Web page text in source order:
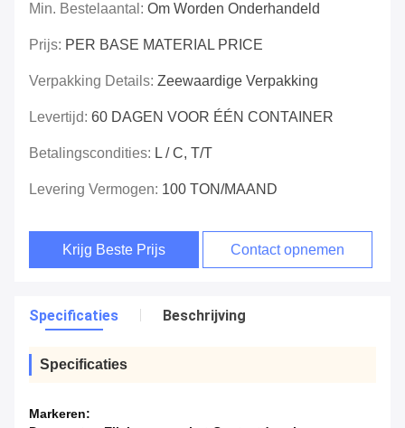
Min. Bestelaantal: Om Worden Onderhandeld
Prijs: PER BASE MATERIAL PRICE
Verpakking Details: Zeewaardige Verpakking
Levertijd: 60 DAGEN VOOR ÉÉN CONTAINER
Betalingscondities: L / C, T/T
Levering Vermogen: 100 TON/MAAND
Krijg Beste Prijs Contact opnemen
Specificaties Beschrijving
Specificaties
Markeren: